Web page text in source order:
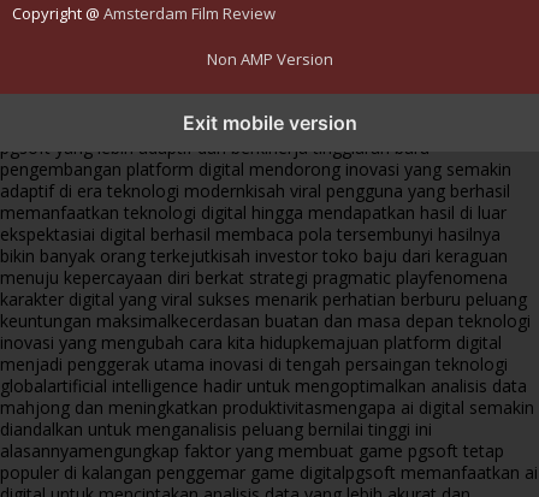
Copyright @ Amsterdam Film Review
Non AMP Version
Exit mobile version
menghadirkan inovasi berkualitasai digital menjadi kunci analisis data
pgsoft yang lebih adaptif dan berkinerja tinggiarah baru
pengembangan platform digital mendorong inovasi yang semakin
adaptif di era teknologi modernkisah viral pengguna yang berhasil
memanfaatkan teknologi digital hingga mendapatkan hasil di luar
ekspektasiai digital berhasil membaca pola tersembunyi hasilnya
bikin banyak orang terkejutkisah investor toko baju dari keraguan
menuju kepercayaan diri berkat strategi pragmatic playfenomena
karakter digital yang viral sukses menarik perhatian berburu peluang
keuntungan maksimalkecerdasan buatan dan masa depan teknologi
inovasi yang mengubah cara kita hidupkemajuan platform digital
menjadi penggerak utama inovasi di tengah persaingan teknologi
globalartificial intelligence hadir untuk mengoptimalkan analisis data
mahjong dan meningkatkan produktivitasmengapa ai digital semakin
diandalkan untuk menganalisis peluang bernilai tinggi ini
alasannyamengungkap faktor yang membuat game pgsoft tetap
populer di kalangan penggemar game digitalpgsoft memanfaatkan ai